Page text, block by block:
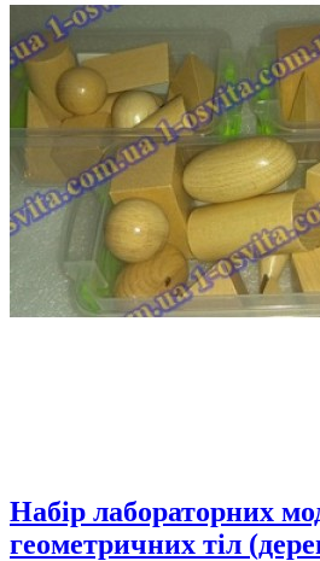
Набір лабораторних
геометричних тіл